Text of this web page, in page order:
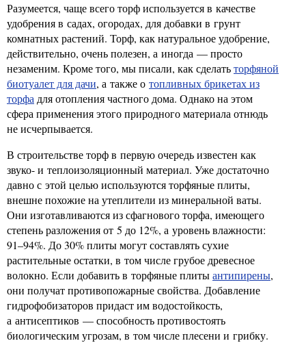
Разумеется, чаще всего торф используется в качестве
удобрения в садах, огородах, для добавки в грунт
комнатных растений. Торф, как натуральное удобрение,
действительно, очень полезен, а иногда — просто
незаменим. Кроме того, мы писали, как сделатьторфяной
биотуалет для дачи, а также о топливных брикетах из
торфа для отопления частного дома. Однако на этом
сфера применения этого природного материала отнюдь
не исчерпывается.
В строительстве торф в первую очередь известен как
звуко- и теплоизоляционный материал. Уже достаточно
давно с этой целью используются торфяные плиты,
внешне похожие на утеплители из минеральной ваты.
Они изготавливаются из сфагнового торфа, имеющего
степень разложения от 5 до 12%, а уровень влажности:
91–94%. До 30% плиты могут составлять сухие
растительные остатки, в том числе грубое древесное
волокно. Если добавить в торфяные плитыантипирены,
они получат противопожарные свойства. Добавление
гидрофобизаторов придаст им водостойкость,
а антисептиков — способность противостоять
биологическим угрозам, в том числе плесени и грибку.